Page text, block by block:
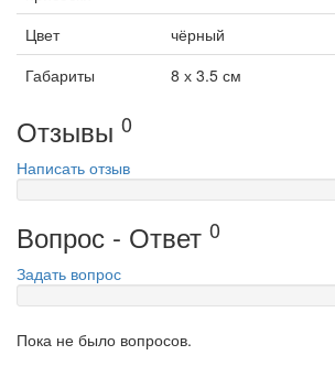
Цвет
чёрный
Габариты
8 х 3.5 см
Отзывы 0
Написать отзыв
Вопрос - Ответ 0
Задать вопрос
Пока не было вопросов.